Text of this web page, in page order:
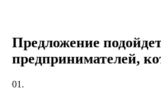
Предложение
предпринимателей,
01.